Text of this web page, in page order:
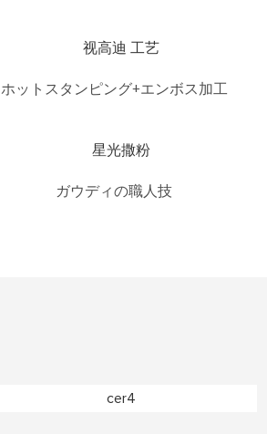
ホットスタンピング+エンボス加工
ガウディの職人技